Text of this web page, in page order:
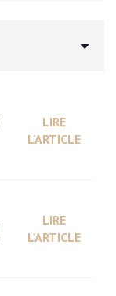
LIRE
L'ARTICLE
LIRE
L'ARTICLE